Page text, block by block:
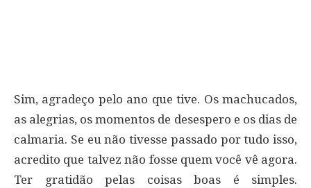
Sim, agradeço pelo ano que tive. Os machucados,
as alegrias, os momentos de desespero e os dias de
calmaria. Se eu não tivesse passado por tudo isso,
acredito que talvez não fosse quem você vê agora.
Ter gratidão pelas coisas boas é simples.